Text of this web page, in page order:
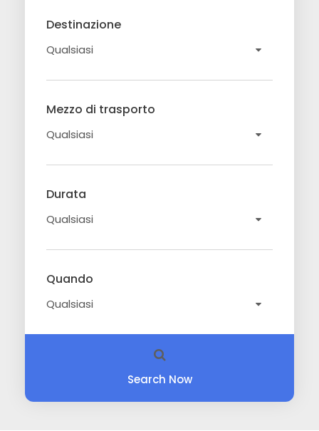
Destinazione
Mezzo di trasporto
Durata
Quando
Search Now